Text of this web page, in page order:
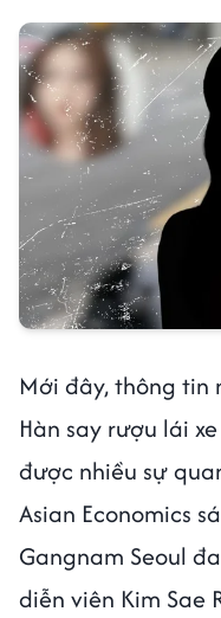
Mới đây, thông tin
Hàn say rượu lái
được nhiều sự
Asian Economics
Gangnam Seoul
diễn viên Kim Sae